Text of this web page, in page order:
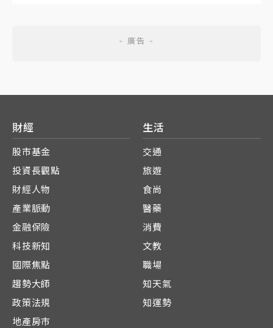
財經
股市基金
投資長觀點
財經人物
產業脈動
金融保險
科技新知
國際焦點
趨勢大師
政策法規
地產房市
生活
交通
旅遊
食尚
醫藥
消費
文教
職場
知天氣
知運勢